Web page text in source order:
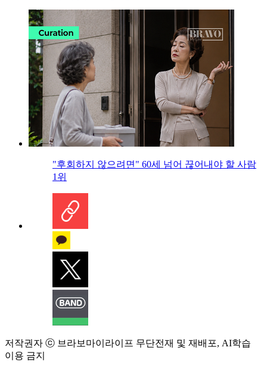
"후회하지 않으려면" 60세 넘어 끊어내야 할 사람
1위
저작권자 ⓒ 브라보마이라이프 무단전재 및 재배포, AI학습
이용 금지